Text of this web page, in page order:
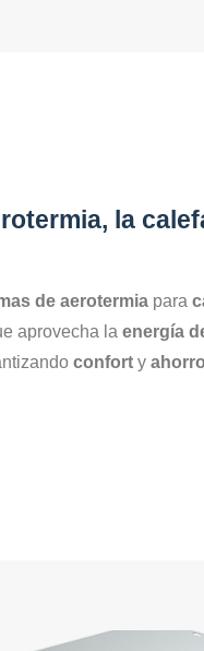
la
de aerotermia para
aprovecha la energía
confort y